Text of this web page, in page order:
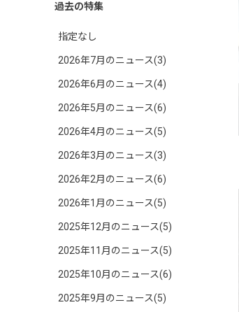
過去の特集
指定なし
2026年7月のニュース(3)
2026年6月のニュース(4)
2026年5月のニュース(6)
2026年4月のニュース(5)
2026年3月のニュース(3)
2026年2月のニュース(6)
2026年1月のニュース(5)
2025年12月のニュース(5)
2025年11月のニュース(5)
2025年10月のニュース(6)
2025年9月のニュース(5)